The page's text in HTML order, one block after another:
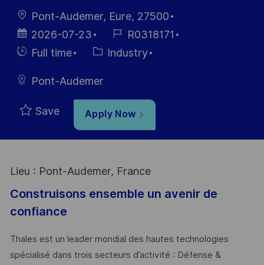
LocationPont-Audemer, Eure, 27500
Posted
Date
2026-07-23
Job
Id
R0318171
HiringFull time Category
Industry
Pont-Audemer
Save Apply Now
Lieu : Pont-Audemer, France
Construisons ensemble un avenir de
confiance
Thales est un leader mondial des hautes technologies
spécialisé dans trois secteurs d’activité : Défense &